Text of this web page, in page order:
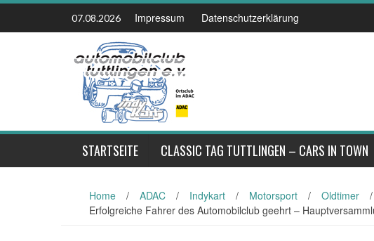
Skip
content
07.08.2026 Impressum Datenschutzerklärung
STARTSEITE CLASSIC TAG TUTTLINGEN – CARS IN TOWN
Home / ADAC / Indykart / Motorsport / Oldtimer /
Erfolgreiche Fahrer des Automobilclub geehrt –